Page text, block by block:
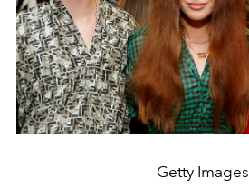
Getty Images